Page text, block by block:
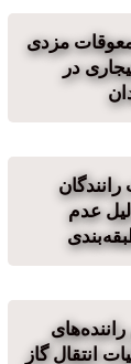
مزدی
در
عدم
انتقال گاز